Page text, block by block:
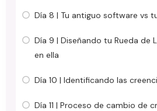
Día 8 | Tu antiguo software vs
Día 9 | Diseñando tu Rueda de
en ella
Día 10 | Identificando las
Día 11 | Proceso de cambio de